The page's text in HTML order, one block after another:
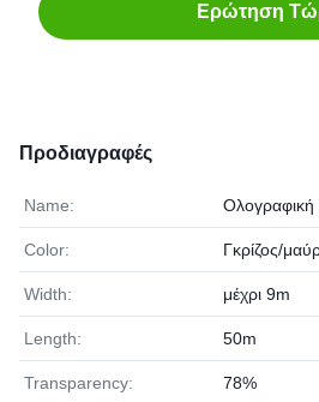
Ερώτηση
Προδιαγραφές
Name: Ολογραφική
Color: Γκρίζος/
Width: μέχρι 9m
Length: 50m
Transparency: 78%